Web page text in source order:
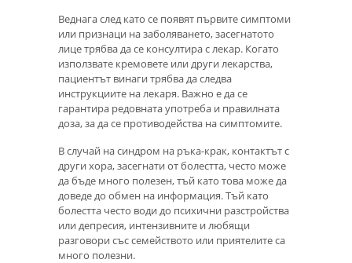
Веднага след като се появят първите симптоми
или признаци на заболяването, засегнатото
лице трябва да се консултира с лекар. Когато
използвате кремовете или други лекарства,
пациентът винаги трябва да следва
инструкциите на лекаря. Важно е да се
гарантира редовната употреба и правилната
доза, за да се противодейства на симптомите.
В случай на синдром на ръка-крак, контактът с
други хора, засегнати от болестта, често може
да бъде много полезен, тъй като това може да
доведе до обмен на информация. Тъй като
болестта често води до психични разстройства
или депресия, интензивните и любящи
разговори със семейството или приятелите са
много полезни.